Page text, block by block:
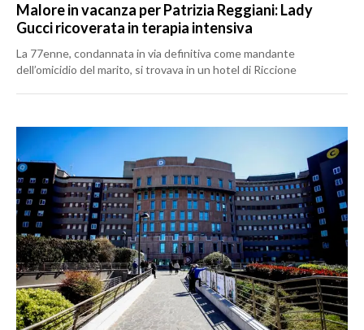
Malore in vacanza per Patrizia Reggiani: Lady
Gucci ricoverata in terapia intensiva
La 77enne, condannata in via definitiva come mandante
dell’omicidio del marito, si trovava in un hotel di Riccione